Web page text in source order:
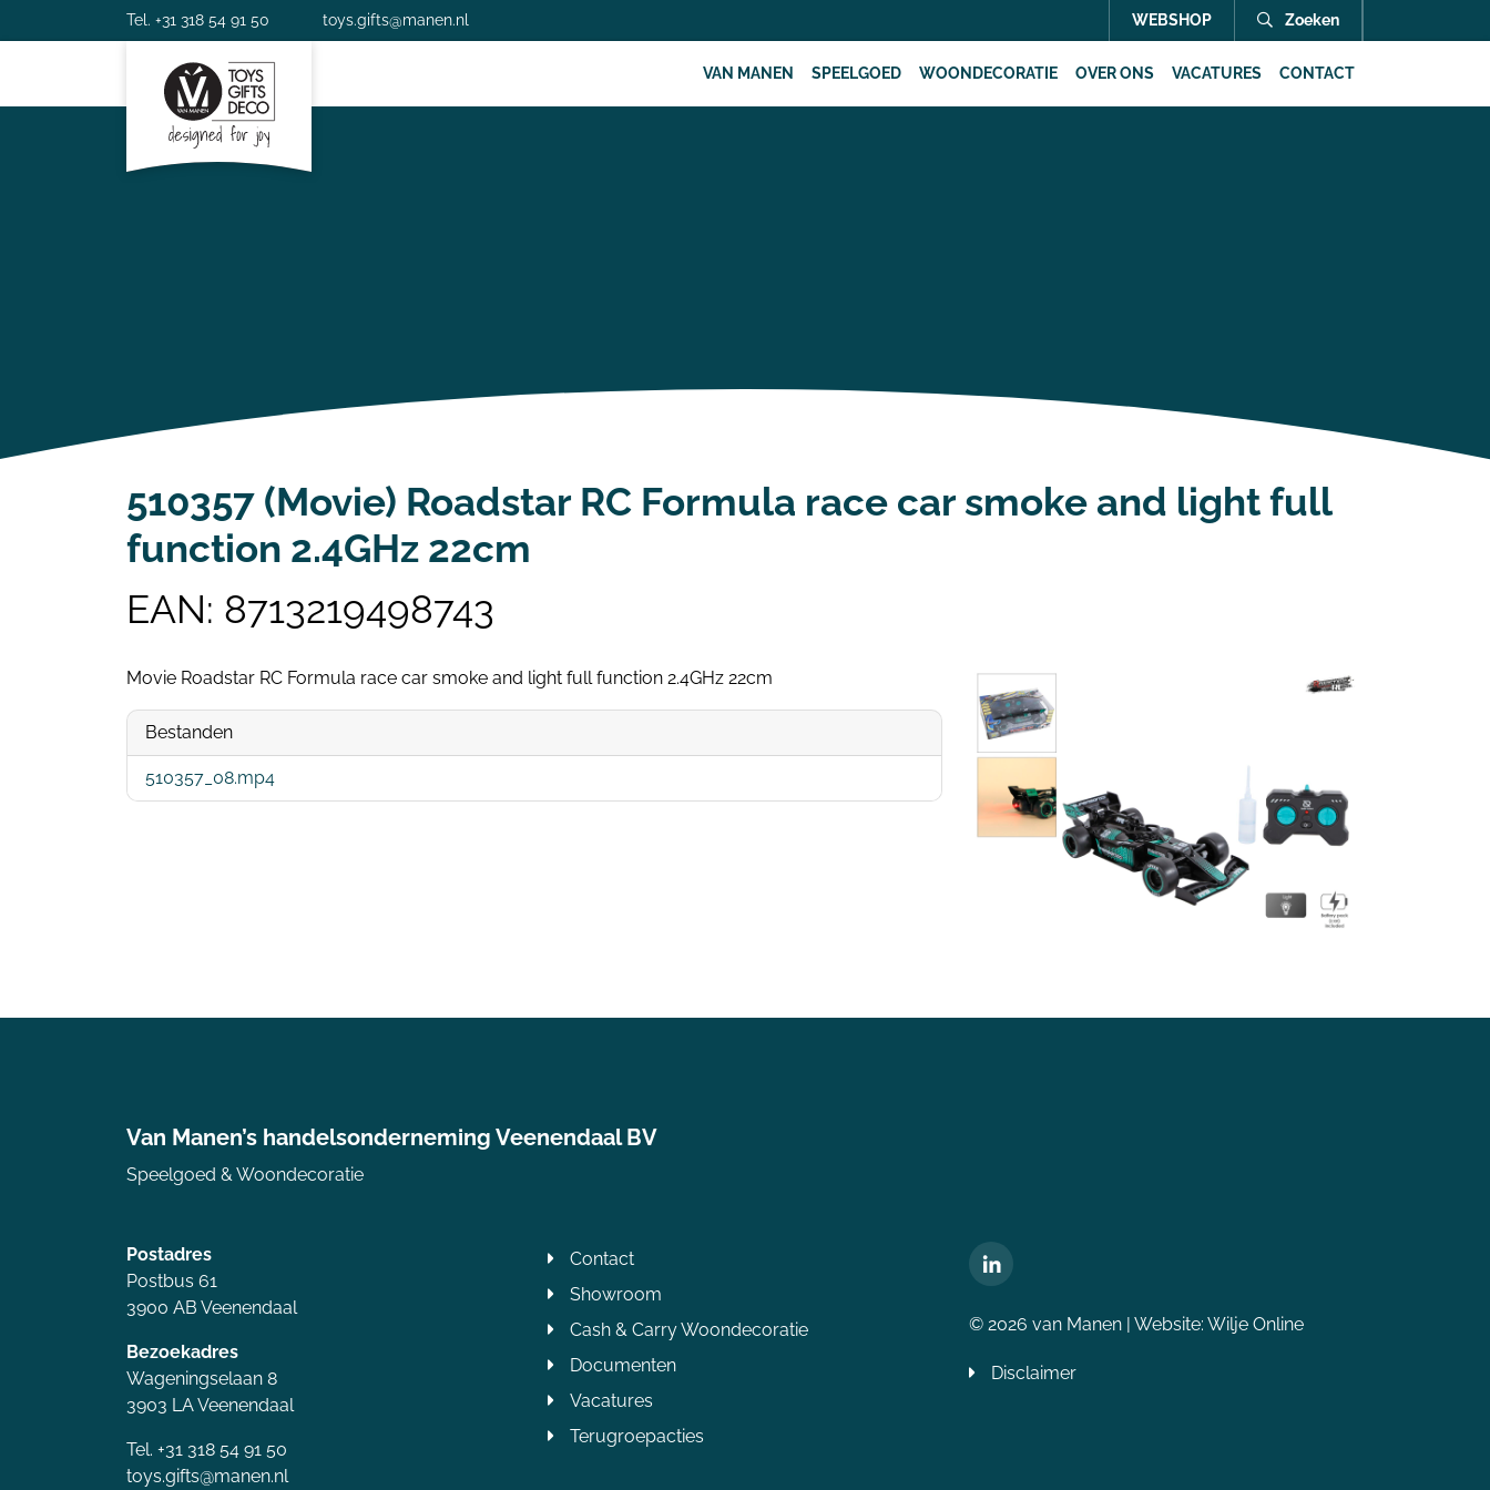
Tel. +31 318 54 91 50 toys.gifts@manen.nl WEBSHOP Zoeken
VAN MANEN SPEELGOED WOONDECORATIE OVER ONS VACATURES CONTACT
510357 (Movie) Roadstar RC Formula race car smoke and light full
function 2.4GHz 22cm
EAN: 8713219498743
Movie Roadstar RC Formula race car smoke and light full function 2.4GHz 22cm
Bestanden
510357_08.mp4
Van Manen’s handelsonderneming Veenendaal BV
Speelgoed & Woondecoratie
Postadres
Postbus 61
3900 AB Veenendaal
Bezoekadres
Wageningselaan 8
3903 LA Veenendaal
Tel. +31 318 54 91 50
toys.gifts@manen.nl
Contact
Showroom
Cash & Carry Woondecoratie
Documenten
Vacatures
Terugroepacties
© 2026 van Manen | Website: Wilje Online
Disclaimer